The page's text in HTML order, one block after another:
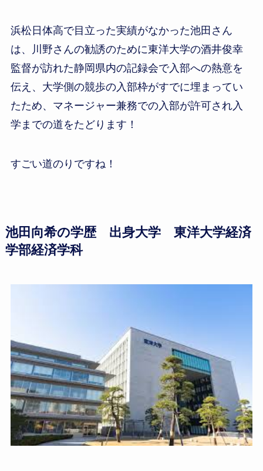
浜松日体高で目立った実績がなかった池田さん
は、川野さんの勧誘のために東洋大学の酒井俊幸
監督が訪れた静岡県内の記録会で入部への熱意を
伝え、大学側の競歩の入部枠がすでに埋まってい
たため、マネージャー兼務での入部が許可され入
学までの道をたどります！
すごい道のりですね！
池田向希の学歴 出身大学 東洋大学経済
学部経済学科